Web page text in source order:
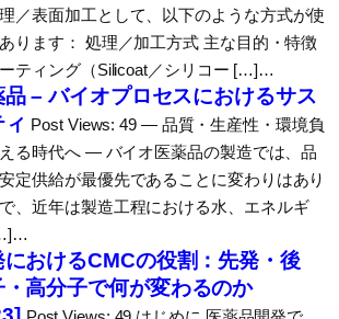
／表面加工として、以下のような方式が使
ります： 処理／加工方式 主な目的・特徴
ティング（Silicoat／シリコー […]…
– バイオプロセスにおけるサス
Post Views: 49 ― 品質・生産性・環境負
る時代へ ― バイオ医薬品の製造では、品
定供給が最優先であることに変わりはあり
、近年は製造工程における水、エネルギ
におけるCMCの役割：先発・後
高分子で何が変わるのか